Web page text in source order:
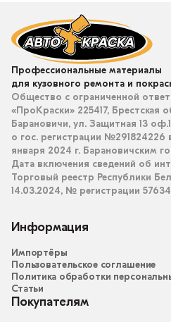
Профессиональные материалы
для кузовного ремонта и
Общество с ограниченной
«ПроКраски» 225417, Брестская
Барановичи, ул. Защитная 13
о гос. регистрации №291824226
января 2024 г. Барановичским
Дата включения сведений об
Торговый реестр Республики
14.03.2024, № регистрации
Информация
Импортёры
Пользовательское соглашение
Политика обработки
Статьи
Покупателям